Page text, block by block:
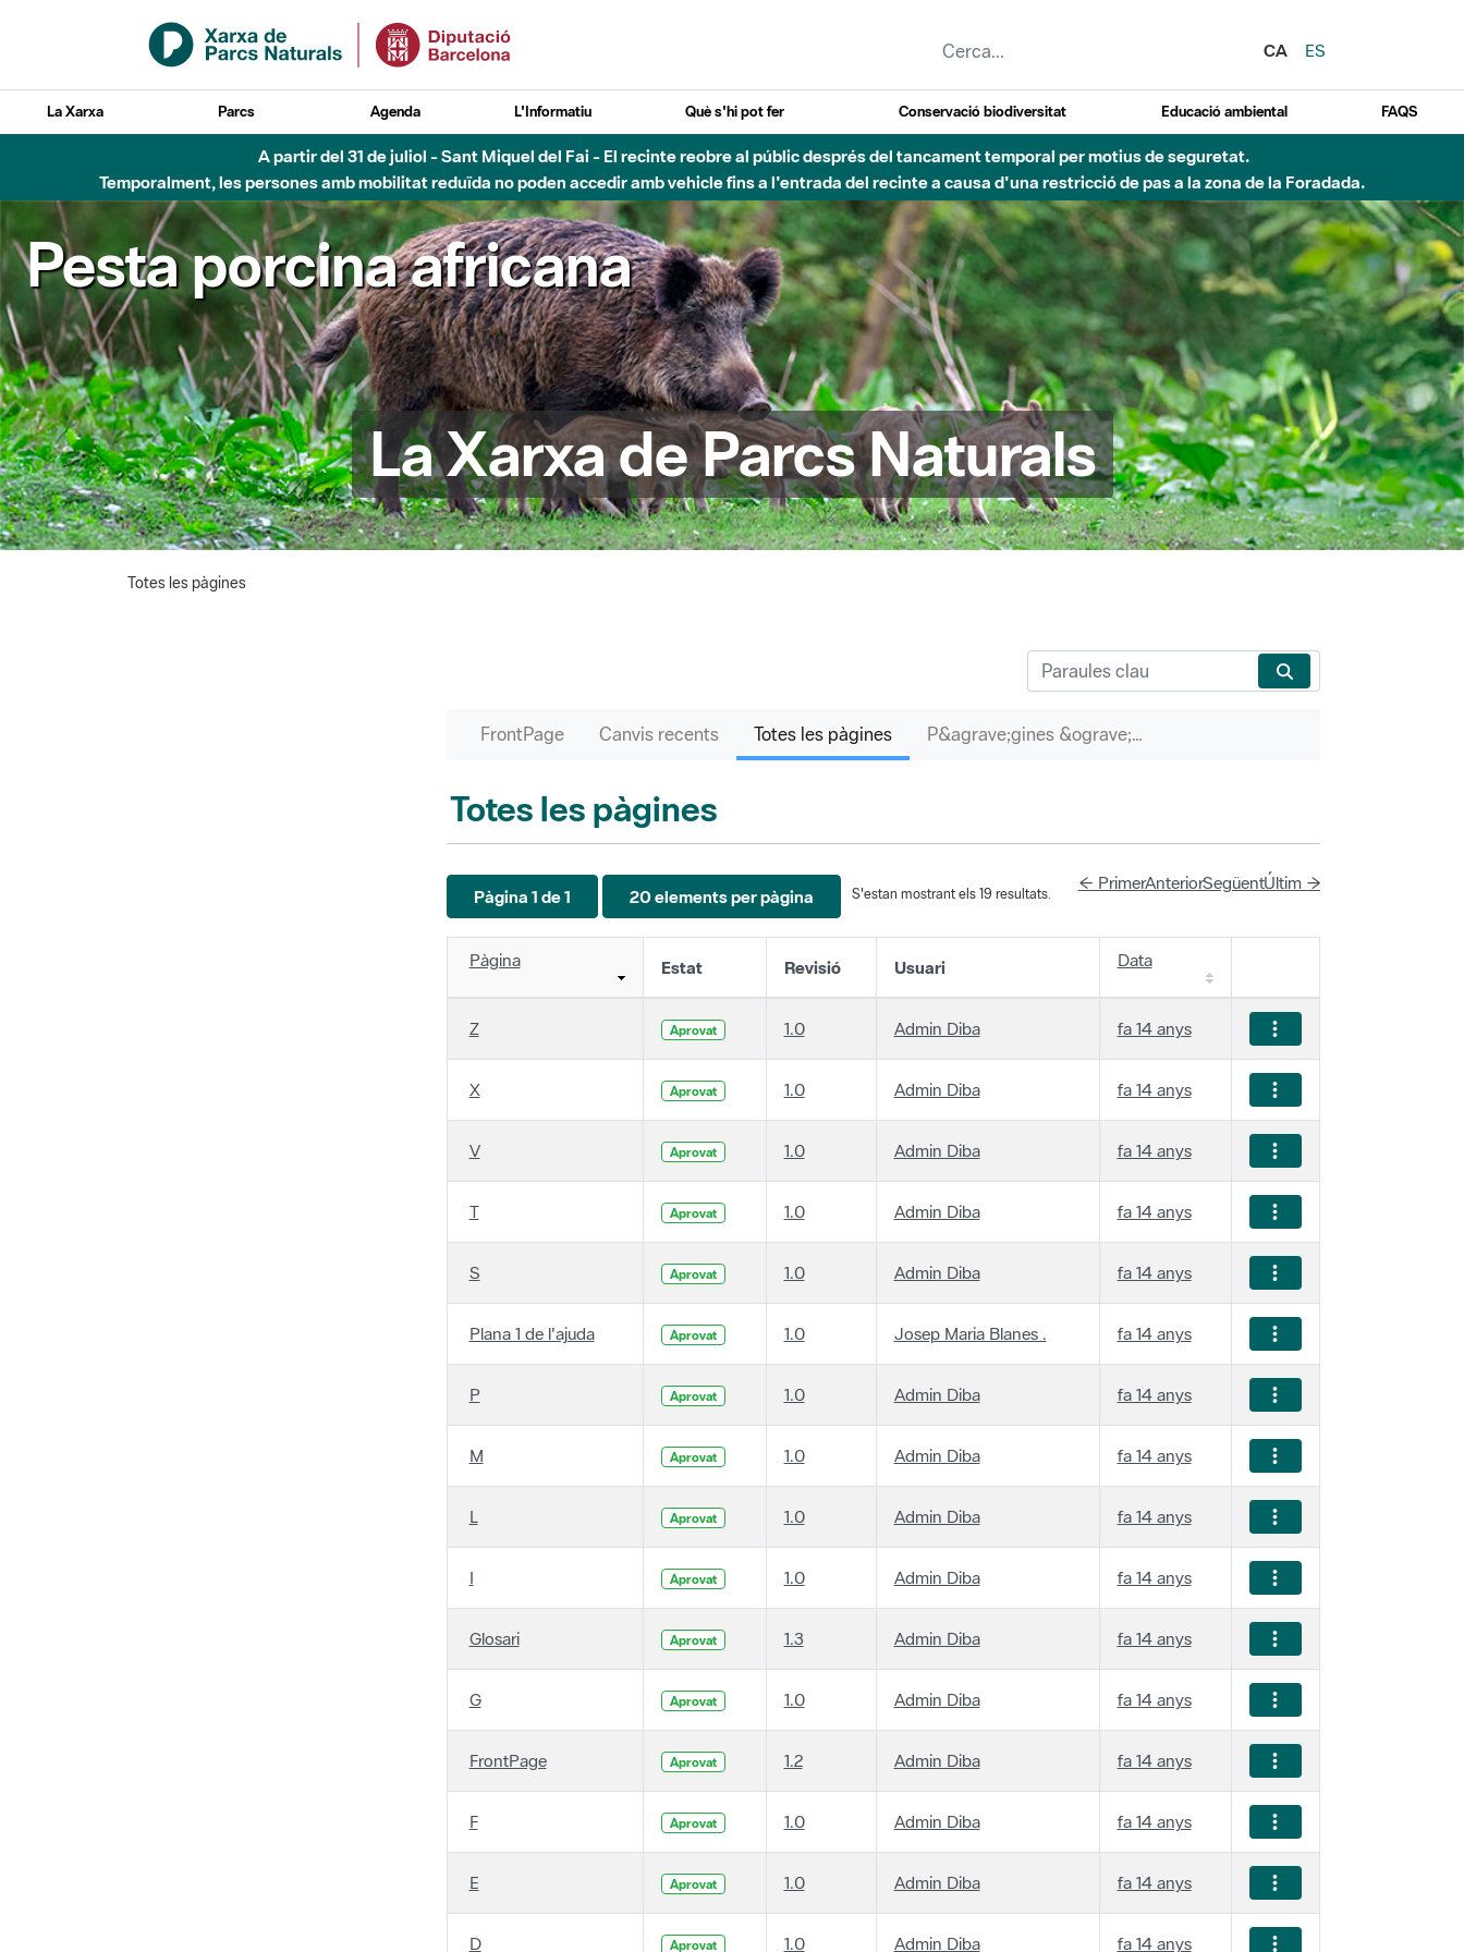
Salta al contingut principal
CA
ES
La Xarxa Parcs Agenda L'Informatiu Què s'hi pot fer Conservació biodiversitat Educació ambiental FAQS
Fins al desembre de 2026 - Parc Fluvial Besòs - Afectacions a la llera del Parc Fluvial del Besòs degut a obres de construcció d'una passera sobre el riu
Pesta porcina africana
La Xarxa de Parcs Naturals
Pàgina 1 de 1 20 elements per pàgina
Pàgina Estat Revisió Usuari Data
Z 1.0 Admin Diba fa 14 anys
X Aprovat 1.0 Admin Diba fa 14 anys
V 1.0 Admin Diba fa 14 anys
T Aprovat 1.0 Admin Diba fa 14 anys
S 1.0 Admin Diba fa 14 anys
Plana 1 de l'ajuda Aprovat 1.0 Josep Maria Blanes . fa 14 anys
P 1.0 Admin Diba fa 14 anys
M Aprovat 1.0 Admin Diba fa 14 anys
L 1.0 Admin Diba fa 14 anys
I Aprovat 1.0 Admin Diba fa 14 anys
Glosari 1.3 Admin Diba fa 14 anys
G Aprovat 1.0 Admin Diba fa 14 anys
FrontPage 1.2 Admin Diba fa 14 anys
F Aprovat 1.0 Admin Diba fa 14 anys
E 1.0 Admin Diba fa 14 anys
D Aprovat 1.0 Admin Diba fa 14 anys